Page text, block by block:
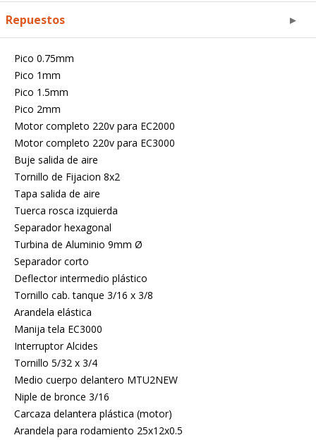
Repuestos
Pico 0.75mm
Pico 1mm
Pico 1.5mm
Pico 2mm
Motor completo 220v para EC2000
Motor completo 220v para EC3000
Buje salida de aire
Tornillo de Fijacion 8x2
Tapa salida de aire
Tuerca rosca izquierda
Separador hexagonal
Turbina de Aluminio 9mm Ø
Separador corto
Deflector intermedio plástico
Tornillo cab. tanque 3/16 x 3/8
Arandela elástica
Manija tela EC3000
Interruptor Alcides
Tornillo 5/32 x 3/4
Medio cuerpo delantero MTU2NEW
Niple de bronce 3/16
Carcaza delantera plástica (motor)
Arandela para rodamiento 25x12x0.5